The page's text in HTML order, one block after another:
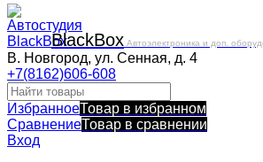
BlackBox Автоэлектроника и доп.
В. Новгород, ул. Сенная, д. 4
+7(8162)606-608
ИзбранноеТовар в избранном
СравнениеТовар в сравнении
Вход